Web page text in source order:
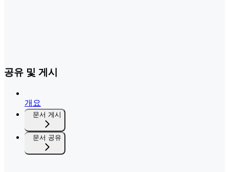
공유 및 게시
개요
문서 게시
문서 공유